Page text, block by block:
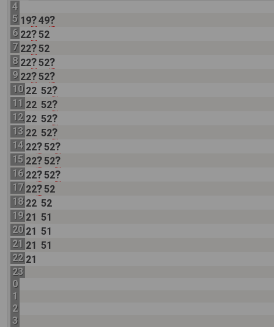
4
5 19?49?
6 22?52
7 22?52
8 22?52?
9 22?52?
10 22 52?
11 22 52?
12 22 52?
13 22 52?
14 22?52?
15 22?52?
16 22?52?
17 22?52
18 22 52
19 21 51
20 21 51
21 21 51
22 21
23
0
1
2
3